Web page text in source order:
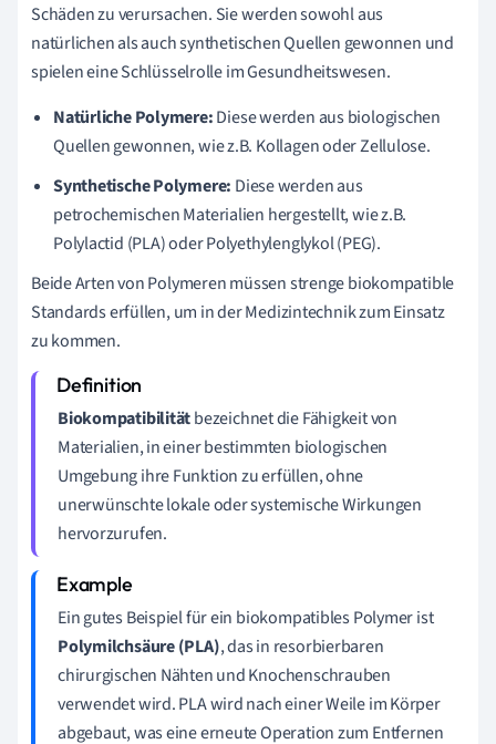
Schäden zu verursachen. Sie werden sowohl aus
natürlichen als auch synthetischen Quellen gewonnen und
spielen eine Schlüsselrolle im Gesundheitswesen.
Natürliche Polymere:Diese werden aus biologischen
Quellen gewonnen, wie z.B. Kollagen oder Zellulose.
Synthetische Polymere: Diese werden aus
petrochemischen Materialien hergestellt, wie z.B.
Polylactid (PLA) oder Polyethylenglykol (PEG).
Beide Arten von Polymeren müssen strenge biokompatible
Standards erfüllen, um in der Medizintechnik zum Einsatz
zu kommen.
Biokompatibilitätbezeichnet die Fähigkeit von
Materialien, in einer bestimmten biologischen
Umgebung ihre Funktion zu erfüllen, ohne
unerwünschte lokale oder systemische Wirkungen
hervorzurufen.
Ein gutes Beispiel für ein biokompatibles Polymer ist
Polymilchsäure (PLA), das in resorbierbaren
chirurgischen Nähten und Knochenschrauben
verwendet wird. PLA wird nach einer Weile im Körper
abgebaut, was eine erneute Operation zum Entfernen